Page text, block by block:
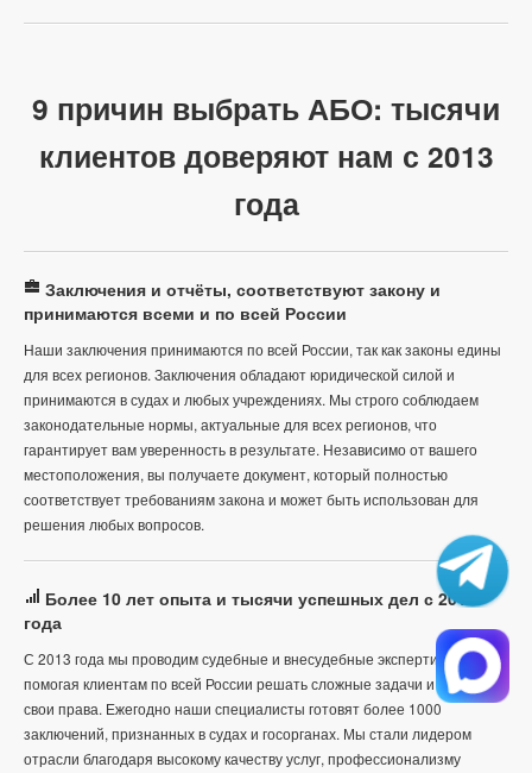
9 причин выбрать АБО: тысячи
клиентов доверяют нам с 2013
года
Заключения и отчёты, соответствуют закону и
принимаются всеми и по всей России
Наши заключения принимаются по всей России, так как законы едины
для всех регионов. Заключения обладают юридической силой и
принимаются в судах и любых учреждениях. Мы строго соблюдаем
законодательные нормы, актуальные для всех регионов, что
гарантирует вам уверенность в результате. Независимо от вашего
местоположения, вы получаете документ, который полностью
соответствует требованиям закона и может быть использован для
решения любых вопросов.
Более 10 лет опыта и тысячи успешных дел с 2013
года
С 2013 года мы проводим судебные и внесудебные экспертизы,
помогая клиентам по всей России решать сложные задачи и защищать
свои права. Ежегодно наши специалисты готовят более 1000
заключений, признанных в судах и госорганах. Мы стали лидером
отрасли благодаря высокому качеству услуг, профессионализму